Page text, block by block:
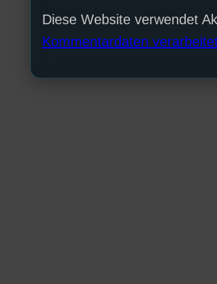
Diese Website verwendet
Kommentardaten